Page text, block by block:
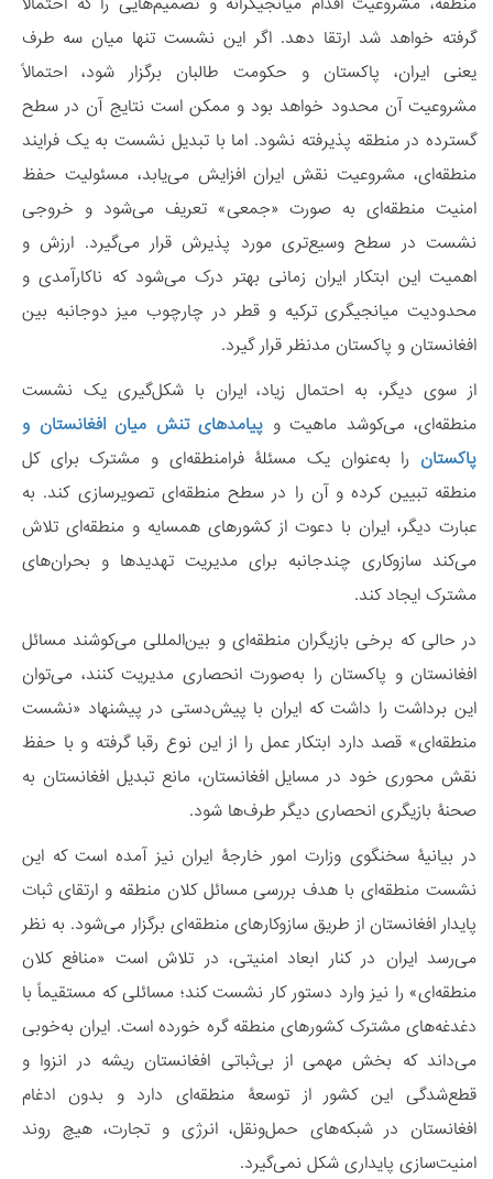
گرفته خواهد شد ارتقا دهد. اگر این نشست تنها میان سه طرف
یعنی ایران، پاکستان و حکومت طالبان برگزار شود، احتمالاً
مشروعیت آن محدود خواهد بود و ممکن است نتایج آن در سطح
گسترده‌ در منطقه پذیرفته نشود. اما با تبدیل نشست به یک فرایند
منطقه‌ای، مشروعیت نقش ایران افزایش می‌یابد، مسئولیت حفظ
امنیت منطقه‌ای به صورت «جمعی» تعریف می‌شود و خروجی
نشست در سطح وسیع‌تری مورد پذیرش قرار می‌گیرد. ارزش و
اهمیت این ابتکار ایران زمانی بهتر درک می‌شود که ناکارآمدی و
محدودیت میانجیگری ترکیه و قطر در چارچوب میز دوجانبه بین
افغانستان و پاکستان مدنظر قرار گیرد.
از سوی دیگر، به احتمال زیاد، ایران با شکل‌گیری یک نشست
منطقه‌ای، می‌کوشد ماهیت و پیامدهای تنش میان افغانستان و
پاکستان را به‌عنوان یک مسئلۀ فرامنطقه‌ای و مشترک برای کل
منطقه تبیین کرده و آن را در سطح منطقه‌ای تصویرسازی کند. به
عبارت دیگر، ایران با دعوت از کشورهای همسایه و منطقه‌ای تلاش
می‌کند سازوکاری چندجانبه برای مدیریت تهدیدها و بحران‌های
مشترک ایجاد کند.
در حالی که برخی بازیگران منطقه‌ای و بین‌المللی می‌کوشند مسائل
افغانستان و پاکستان را به‌صورت انحصاری مدیریت کنند، می‌توان
این برداشت را داشت که ایران با پیش‌دستی در پیشنهاد «نشست
منطقه‌ای» قصد دارد ابتکار عمل را از این نوع رقبا گرفته و با حفظ
نقش محوری خود در مسایل افغانستان، مانع تبدیل افغانستان به
صحنۀ بازیگری انحصاری دیگر طرف‌ها شود.
در بیانیۀ سخنگوی وزارت امور خارجۀ ایران نیز آمده است که این
نشست منطقه‌ای با هدف بررسی مسائل کلان منطقه و ارتقای ثبات
پایدار افغانستان از طریق سازوکارهای منطقه‌ای برگزار می‌شود. به نظر
می‌رسد ایران در کنار ابعاد امنیتی، در تلاش است «منافع کلان
منطقه‌ای» را نیز وارد دستور کار نشست کند؛ مسائلی که مستقیماً با
دغدغه‌های مشترک کشورهای منطقه گره خورده است. ایران به‌خوبی
می‌داند که بخش مهمی از بی‌ثباتی افغانستان ریشه در انزوا و
قطع‌شدگی این کشور از توسعۀ منطقه‌ای دارد و بدون ادغام
افغانستان در شبکه‌های حمل‌ونقل، انرژی و تجارت، هیچ روند
امنیت‌سازی پایداری شکل نمی‌گیرد.